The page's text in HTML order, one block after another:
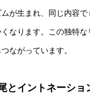
が生まれ、同じ内容で
なります。この独特な
ながっています。
とイントネーショ